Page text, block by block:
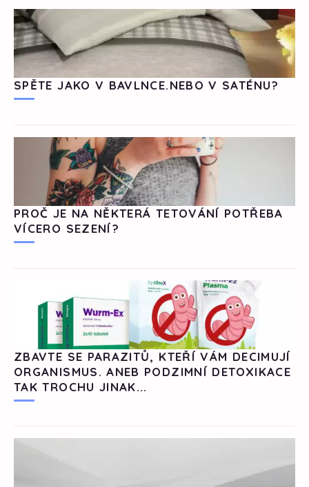
SPĚTE JAKO V BAVLNCE.NEBO V SATÉNU?
PROČ JE NA NĚKTERÁ TETOVÁNÍ POTŘEBA
VÍCERO SEZENÍ?
ZBAVTE SE PARAZITŮ, KTEŘÍ VÁM DECIMUJÍ
ORGANISMUS. ANEB PODZIMNÍ DETOXIKACE
TAK TROCHU JINAK...